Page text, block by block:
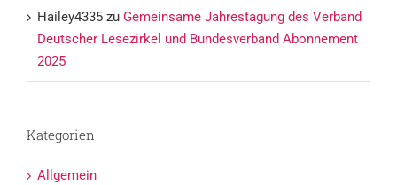
Hailey4335 zu Gemeinsame Jahrestagung des Verband
Deutscher Lesezirkel und Bundesverband Abonnement
2025
Kategorien
Allgemein